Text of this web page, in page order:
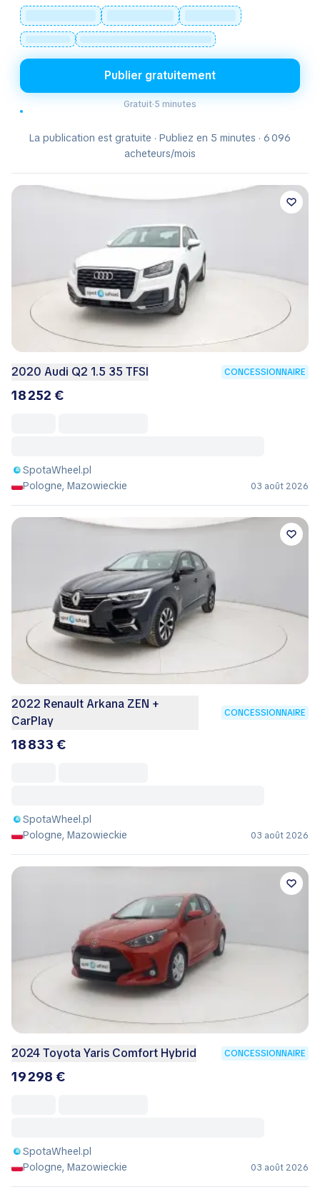
Publier gratuitement
Gratuit·5 minutes
La publication est gratuite · Publiez en 5 minutes · 6 096
acheteurs/mois
2020 Audi Q2 1.5 35 TFSI CONCESSIONNAIRE
18 252 €
SpotaWheel.pl
Pologne, Mazowieckie
03 août 2026
2022 Renault Arkana ZEN +
CarPlay
CONCESSIONNAIRE
18 833 €
SpotaWheel.pl
Pologne, Mazowieckie
03 août 2026
2024 Toyota Yaris Comfort Hybrid CONCESSIONNAIRE
19 298 €
SpotaWheel.pl
Pologne, Mazowieckie
03 août 2026